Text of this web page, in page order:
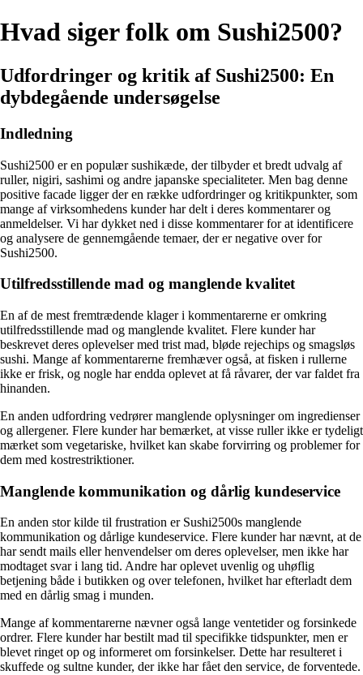
Hvad siger folk om Sushi2500?
Udfordringer og kritik af Sushi2500: En
dybdegående undersøgelse
Indledning
Sushi2500 er en populær sushikæde, der tilbyder et bredt udvalg af
ruller, nigiri, sashimi og andre japanske specialiteter. Men bag denne
positive facade ligger der en række udfordringer og kritikpunkter, som
mange af virksomhedens kunder har delt i deres kommentarer og
anmeldelser. Vi har dykket ned i disse kommentarer for at identificere
og analysere de gennemgående temaer, der er negative over for
Sushi2500.
Utilfredsstillende mad og manglende kvalitet
En af de mest fremtrædende klager i kommentarerne er omkring
utilfredsstillende mad og manglende kvalitet. Flere kunder har
beskrevet deres oplevelser med trist mad, bløde rejechips og smagsløs
sushi. Mange af kommentarerne fremhæver også, at fisken i rullerne
ikke er frisk, og nogle har endda oplevet at få råvarer, der var faldet fra
hinanden.
En anden udfordring vedrører manglende oplysninger om ingredienser
og allergener. Flere kunder har bemærket, at visse ruller ikke er tydeligt
mærket som vegetariske, hvilket kan skabe forvirring og problemer for
dem med kostrestriktioner.
Manglende kommunikation og dårlig kundeservice
En anden stor kilde til frustration er Sushi2500s manglende
kommunikation og dårlige kundeservice. Flere kunder har nævnt, at de
har sendt mails eller henvendelser om deres oplevelser, men ikke har
modtaget svar i lang tid. Andre har oplevet uvenlig og uhøflig
betjening både i butikken og over telefonen, hvilket har efterladt dem
med en dårlig smag i munden.
Mange af kommentarerne nævner også lange ventetider og forsinkede
ordrer. Flere kunder har bestilt mad til specifikke tidspunkter, men er
blevet ringet op og informeret om forsinkelser. Dette har resulteret i
skuffede og sultne kunder, der ikke har fået den service, de forventede.